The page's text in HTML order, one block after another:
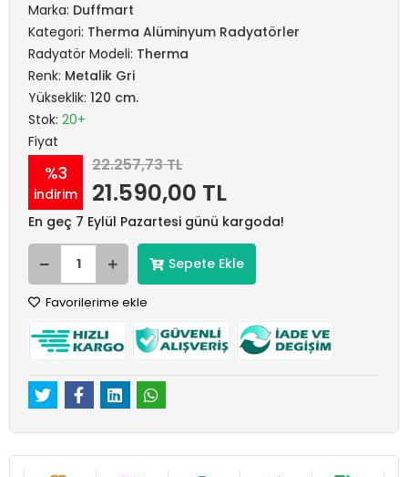
Marka: Duffmart
Kategori: Therma Alüminyum Radyatörler
Radyatör Modeli: Therma
Renk: Metalik Gri
Yükseklik: 120 cm.
Stok: 20+
Fiyat
%3
indirim
22.257,73 TL
21.590,00 TL
En geç 7 Eylül Pazartesi günü kargoda!
Sepete Ekle
Favorilerime ekle